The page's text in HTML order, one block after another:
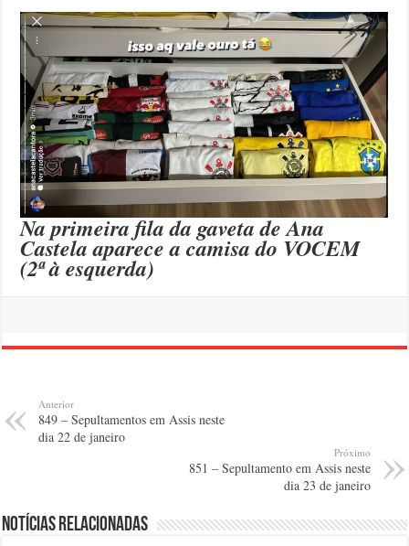
Na primeira fila da gaveta de Ana
Castela aparece a camisa do VOCEM
(2ª à esquerda)
Anterior
849 – Sepultamentos em Assis neste
dia 22 de janeiro
Próximo
851 – Sepultamento em Assis neste
dia 23 de janeiro
Notícias relacionadas